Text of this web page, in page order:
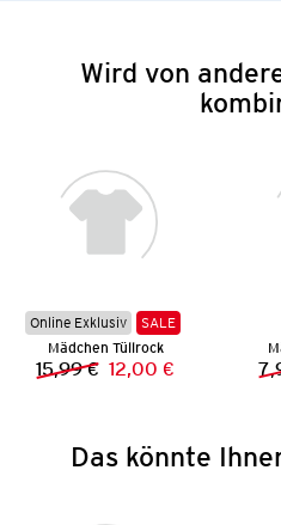
Wird von
Online Exklusiv
SALE
Mädchen Tüllrock
Vorheriger Preis:
15,99 € Neuer Preis:
12,00 €
Das könnte